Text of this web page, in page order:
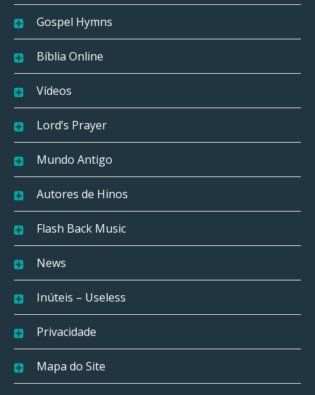
Gospel Hymns
Bíblia Online
Vídeos
Lord’s Prayer
Mundo Antigo
Autores de Hinos
Flash Back Music
News
Inúteis – Useless
Privacidade
Mapa do Site